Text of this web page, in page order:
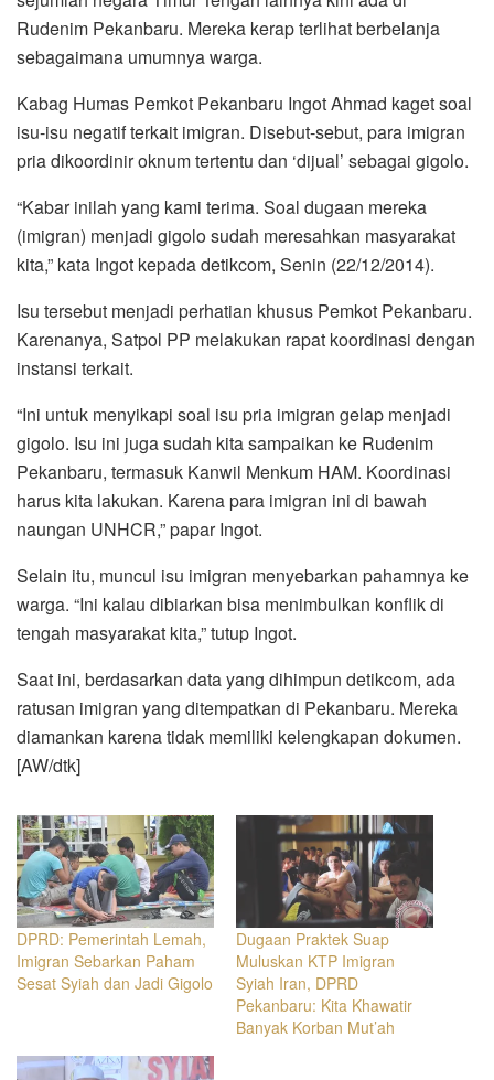
Rudenim Pekanbaru. Mereka kerap terlihat berbelanja
sebagaimana umumnya warga.
Kabag Humas Pemkot Pekanbaru Ingot Ahmad kaget soal
isu-isu negatif terkait imigran. Disebut-sebut, para imigran
pria dikoordinir oknum tertentu dan ‘dijual’ sebagai gigolo.
“Kabar inilah yang kami terima. Soal dugaan mereka
(imigran) menjadi gigolo sudah meresahkan masyarakat
kita,” kata Ingot kepada detikcom, Senin (22/12/2014).
Isu tersebut menjadi perhatian khusus Pemkot Pekanbaru.
Karenanya, Satpol PP melakukan rapat koordinasi dengan
instansi terkait.
“Ini untuk menyikapi soal isu pria imigran gelap menjadi
gigolo. Isu ini juga sudah kita sampaikan ke Rudenim
Pekanbaru, termasuk Kanwil Menkum HAM. Koordinasi
harus kita lakukan. Karena para imigran ini di bawah
naungan UNHCR,” papar Ingot.
Selain itu, muncul isu imigran menyebarkan pahamnya ke
warga. “Ini kalau dibiarkan bisa menimbulkan konflik di
tengah masyarakat kita,” tutup Ingot.
Saat ini, berdasarkan data yang dihimpun detikcom, ada
ratusan imigran yang ditempatkan di Pekanbaru. Mereka
diamankan karena tidak memiliki kelengkapan dokumen.
[AW/dtk]
DPRD: Pemerintah Lemah,
Imigran Sebarkan Paham
Sesat Syiah dan Jadi Gigolo
Dugaan Praktek Suap
Muluskan KTP Imigran
Syiah Iran, DPRD
Pekanbaru: Kita Khawatir
Banyak Korban Mut’ah